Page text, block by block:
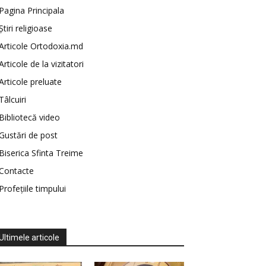
Principala
religioase
Ortodoxia.md
de la vizitatori
preluate
video
de post
Sfinta Treime
timpului
articole